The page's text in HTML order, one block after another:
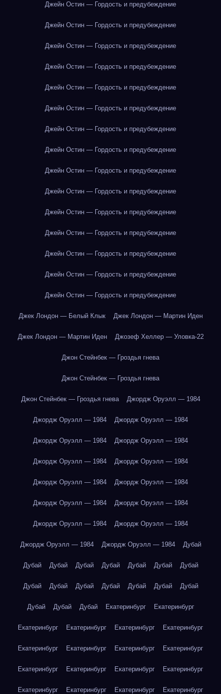
Джейн Остин — Гордость и предубеждение
Джейн Остин — Гордость и предубеждение
Джейн Остин — Гордость и предубеждение
Джейн Остин — Гордость и предубеждение
Джейн Остин — Гордость и предубеждение
Джейн Остин — Гордость и предубеждение
Джейн Остин — Гордость и предубеждение
Джейн Остин — Гордость и предубеждение
Джейн Остин — Гордость и предубеждение
Джейн Остин — Гордость и предубеждение
Джейн Остин — Гордость и предубеждение
Джейн Остин — Гордость и предубеждение
Джейн Остин — Гордость и предубеждение
Джейн Остин — Гордость и предубеждение
Джейн Остин — Гордость и предубеждение
Джек Лондон — Белый Клык Джек Лондон — Мартин Иден
Джек Лондон — Мартин Иден Джозеф Хеллер — Уловка-22
Джон Стейнбек — Гроздья гнева
Джон Стейнбек — Гроздья гнева
Джон Стейнбек — Гроздья гнева Джордж Оруэлл — 1984
Джордж Оруэлл — 1984 Джордж Оруэлл — 1984
Джордж Оруэлл — 1984 Джордж Оруэлл — 1984
Джордж Оруэлл — 1984 Джордж Оруэлл — 1984
Джордж Оруэлл — 1984 Джордж Оруэлл — 1984
Джордж Оруэлл — 1984 Джордж Оруэлл — 1984
Джордж Оруэлл — 1984 Джордж Оруэлл — 1984
Джордж Оруэлл — 1984 Джордж Оруэлл — 1984 Дубай
Дубай Дубай Дубай Дубай Дубай Дубай Дубай
Дубай Дубай Дубай Дубай Дубай Дубай Дубай
Дубай Дубай Дубай Екатеринбург Екатеринбург
Екатеринбург Екатеринбург Екатеринбург Екатеринбург
Екатеринбург Екатеринбург Екатеринбург Екатеринбург
Екатеринбург Екатеринбург Екатеринбург Екатеринбург
Екатеринбург Екатеринбург Екатеринбург Екатеринбург